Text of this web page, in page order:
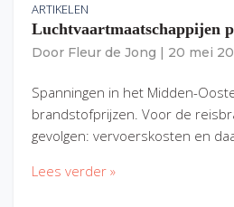
ARTIKELEN
Luchtvaartmaatschappijen
Door Fleur de Jong 20 mei
Spanningen in het Midden-
brandstofprijzen. Voor de
gevolgen: vervoerskosten en
Lees verder »